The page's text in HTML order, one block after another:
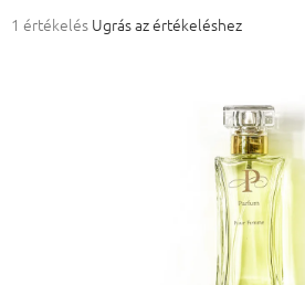
A termék átlagos értékelése 5-ből 5,0 csillag.
1 értékelés Ugrás az értékeléshez